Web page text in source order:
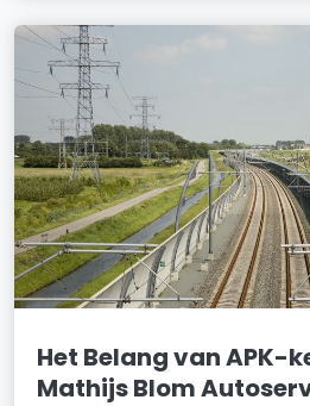
Het Belang van APK-
Mathijs Blom